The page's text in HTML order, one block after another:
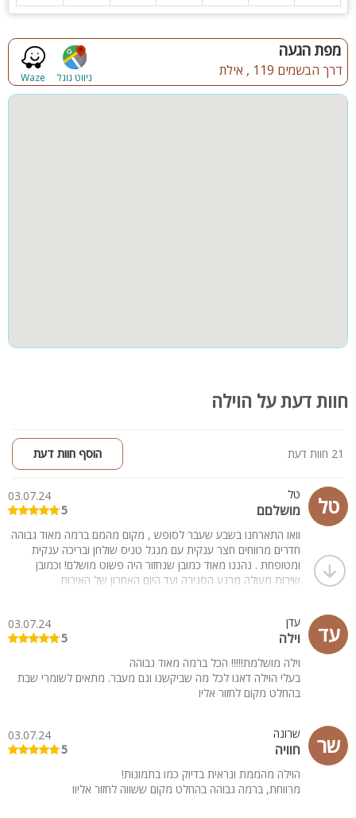
לציבור הדתי, הלינה מותאמת עד 15 איש
Waze ניווט גוגל
מפת הגעה
דרך הבשמים 119 , אילת
חוות דעת על הוילה
21 חוות דעת הוסף חוות דעת
טל טל
מושלםם
03.07.24
5
וואו התארחנו בשבע שעבר לסופש , מקום מהמם ברמה מאוד גבוהה
חדרים מרווחים חצר ענקית עם מנגל טניס שולחן ובריכה ענקית
ומטופחת . נהננו מאוד כמובן שנחזור היה פשוט מושלם! וכמובן
שירות מעולה מרגע הסגירה ועד היום האחרון של האירוח
עד עדן
וילה
03.07.24
5
וילה מושלמת!!!!! הכל ברמה מאוד גבוהה
בעלי הוילה דאגו לכל מה שביקשנו וגם מעבר. מתאים לשומרי שבת
בהחלט מקום לחזור אליו
שר שרונה
חוויה
03.07.24
5
הוילה מהממת ונראית בדיוק כמו בתמונות!
מרווחת, ברמה גבוהה בהחלט מקום ששווה לחזור אליוו